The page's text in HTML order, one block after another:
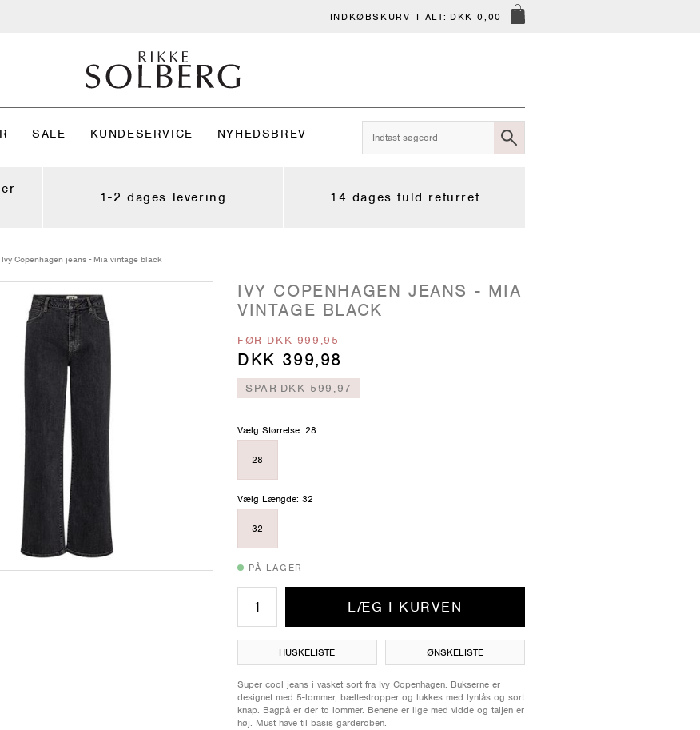
INDKØBSKURV I ALT: DKK 0,00
SALE KUNDESERVICE NYHEDSBREV
1-2 dages levering 14 dages fuld returret
Ivy Copenhagen jeans - Mia vintage black
IVY COPENHAGEN JEANS - MIA
VINTAGE BLACK
FØR DKK 999,95
DKK 399,98
SPAR DKK 599,97
Vælg Størrelse: 28
28
Vælg Længde: 32
32
PÅ LAGER
LÆG I KURVEN
HUSKELISTE ØNSKELISTE
Super cool jeans i vasket sort fra Ivy Copenhagen. Bukserne er
designet med 5-lommer, bæltestropper og lukkes med lynlås og sort
knap. Bagpå er der to lommer. Benene er lige med vidde og taljen er
høj. Must have til basis garderoben.